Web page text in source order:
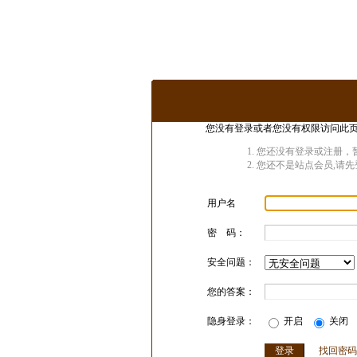
您没有登录或者您没有权限访问此
您还没有登录或注册，
您还不是站点会员,请
用户名
密 码：
安全问题：
您的答案：
隐身登录： 开启 关闭
找回密码